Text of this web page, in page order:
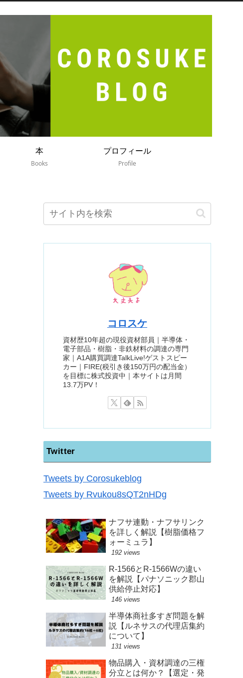
本
Books
プロフィール
Profile
コロスケ
資材歴10年超の現役資材部員｜半導体・
電子部品・樹脂・非鉄材料の調達の専門
家｜A1A購買調達TalkLive!ゲストスピー
カー｜FIRE(税引き後150万円の配当金）
を目標に株式投資中｜本サイトは月間
13.7万PV！
Twitter
Tweets by Corosukeblog
Tweets by Rvukou8sQT2nHDg
ナフサ連動・ナフサリンク
を詳しく解説【樹脂価格フ
ォーミュラ】
192 views
R-1566とR-1566Wの違い
を解説【パナソニック郡山
供給停止対応】
146 views
半導体商社多すぎ問題を解
説【ルネサスの代理店集約
について】
131 views
物品購入・資材調達の三権
分立とは何か？【選定・発